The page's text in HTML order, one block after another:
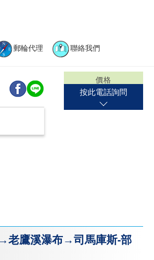
郵輪代理 聯絡我們
價格
按此電話詢問
老鷹溪瀑布→司馬庫斯-部